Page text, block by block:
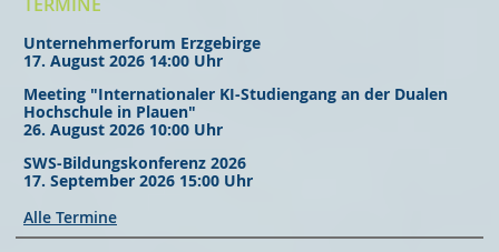
TERMINE
Unternehmerforum Erzgebirge
17. August 2026 14:00 Uhr
Meeting "Internationaler KI-Studiengang an der Dualen
Hochschule in Plauen"
26. August 2026 10:00 Uhr
SWS-Bildungskonferenz 2026
17. September 2026 15:00 Uhr
Alle Termine